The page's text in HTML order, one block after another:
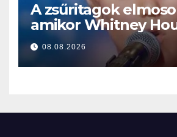
A zsűritagok
amikor Whitney
választotta… Aztán
kezdett
08.08.2026